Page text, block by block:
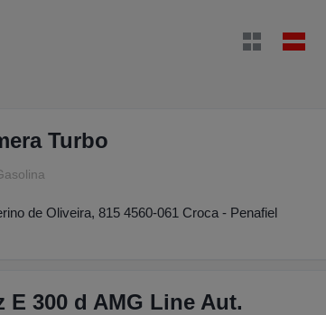
Turbo
de Oliveira, 815 4560-061 Croca - Penafiel
E 300 d AMG Line Aut.